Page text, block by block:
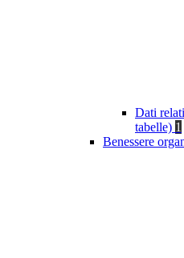
Dati
tabelle) 1
Benessere